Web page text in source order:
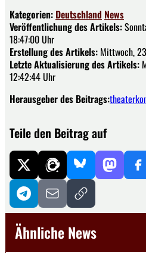
Kategorien: Deutschland News
Veröffentlichung des Artikels:
18:47:00 Uhr
Erstellung des Artikels: Mittwoch,
Letzte Aktualisierung des Artikels:
12:42:44 Uhr
Herausgeber des Beitrags:
Teile den Beitrag auf
Ähnliche News